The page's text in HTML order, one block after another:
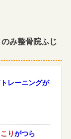
み整骨院ふじ
レーニングが
りがつら